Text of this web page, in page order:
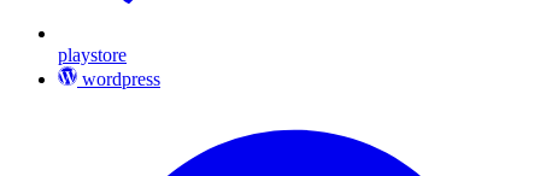
playstore
wordpress